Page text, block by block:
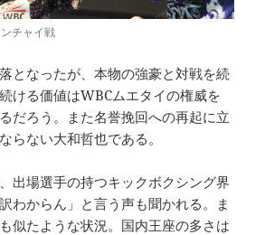
チャイ戦
となったが、本物の強豪と対戦を続
ける価値はWBCムエタイの権威を
だろう。また名誉挽回への再起に立
らない大和哲也である。
出場選手の持つキックボクシング界
わからん」と言う声も聞かれる。ま
似たような状況。国内王座の多さは